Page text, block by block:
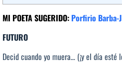
MI POETA SUGERIDO: Porfirio Barba-
FUTURO
Decid cuando yo muera… (¡y el día esté